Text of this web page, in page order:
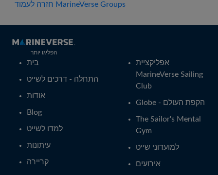
חזרה לעמוד MarineVerse Groups
הפליגו יותר
בית
התחלה - דרכים לשייט
אודות
Blog
למדו לשייט
עיתונות
קריירה
אפליקציית
MarineVerse Sailing
Club
Globe - הקפת העולם
The Sailor's Mental
Gym
למועדוני שייט
אירועים